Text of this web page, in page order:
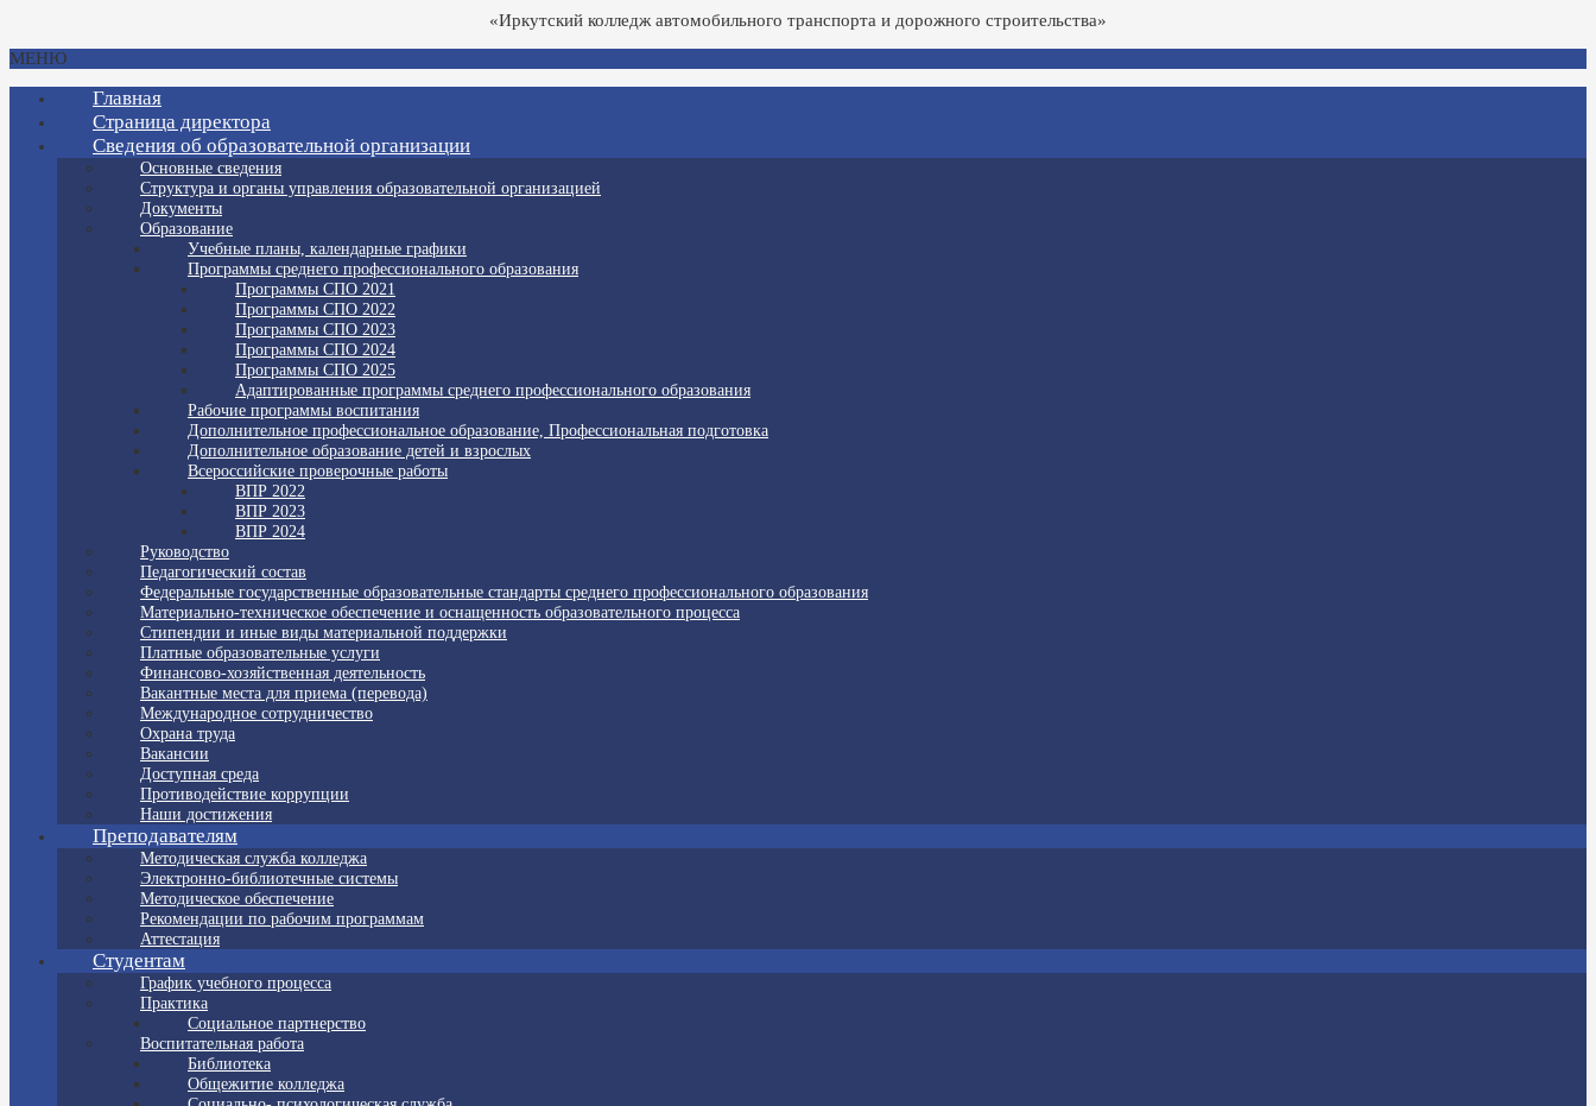
«Иркутский колледж автомобильного транспорта и дорожного строительства»
МЕНЮ
Главная
Страница директора
Сведения об образовательной организации
Основные сведения
Структура и органы управления образовательной организацией
Документы
Образование
Учебные планы, календарные графики
Программы среднего профессионального образования
Программы СПО 2021
Программы СПО 2022
Программы СПО 2023
Программы СПО 2024
Программы СПО 2025
Адаптированные программы среднего профессионального образования
Рабочие программы воспитания
Дополнительное профессиональное образование, Профессиональная подготовка
Дополнительное образование детей и взрослых
Всероссийские проверочные работы
ВПР 2022
ВПР 2023
ВПР 2024
Руководство
Педагогический состав
Федеральные государственные образовательные стандарты среднего профессионального образования
Материально-техническое обеспечение и оснащенность образовательного процесса
Стипендии и иные виды материальной поддержки
Платные образовательные услуги
Финансово-хозяйственная деятельность
Вакантные места для приема (перевода)
Международное сотрудничество
Охрана труда
Вакансии
Доступная среда
Противодействие коррупции
Наши достижения
Преподавателям
Методическая служба колледжа
Электронно-библиотечные системы
Методическое обеспечение
Рекомендации по рабочим программам
Аттестация
Студентам
График учебного процесса
Практика
Социальное партнерство
Воспитательная работа
Библиотека
Общежитие колледжа